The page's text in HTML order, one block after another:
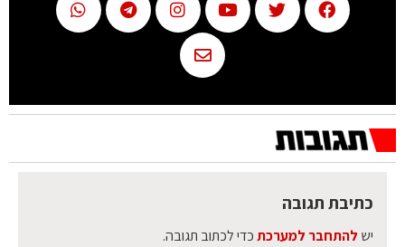
כתיבת תגובה
יש להתחבר למערכתכדי לכתוב תגובה.